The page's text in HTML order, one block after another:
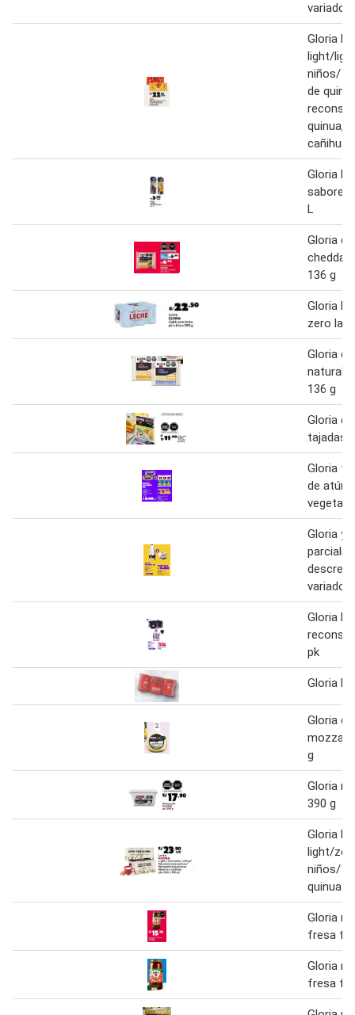
variados
Gloria
light/
niños/
de
quinua,
cañihua
Gloria
sabores
L
Gloria
cheddar
136 g
Gloria
zero
Gloria
natural /
136 g
Gloria
tajadas
Gloria
de atún
vegetal /
Gloria
variados
Gloria
pk
Gloria
Gloria
g
Gloria
390 g
Gloria
light/
niños/
quinua
Gloria
fresa fr
Gloria
fresa fr